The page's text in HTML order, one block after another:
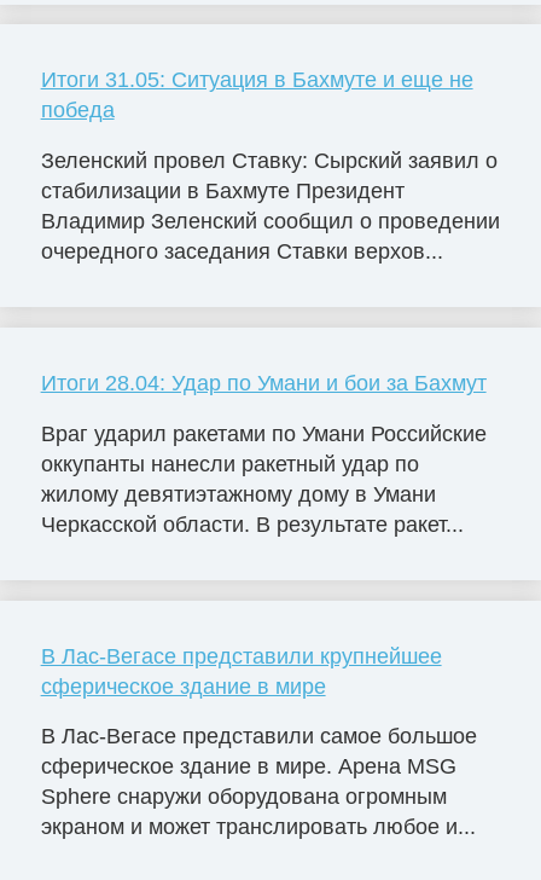
Итоги 31.05: Ситуация в Бахмуте и еще не
победа
Зеленский провел Ставку: Сырский заявил о
стабилизации в Бахмуте Президент
Владимир Зеленский сообщил о проведении
очередного заседания Ставки верхов...
Итоги 28.04: Удар по Умани и бои за Бахмут
Враг ударил ракетами по Умани Российские
оккупанты нанесли ракетный удар по
жилому девятиэтажному дому в Умани
Черкасской области. В результате ракет...
В Лас-Вегасе представили крупнейшее
сферическое здание в мире
В Лас-Вегасе представили самое большое
сферическое здание в мире. Арена MSG
Sphere снаружи оборудована огромным
экраном и может транслировать любое и...